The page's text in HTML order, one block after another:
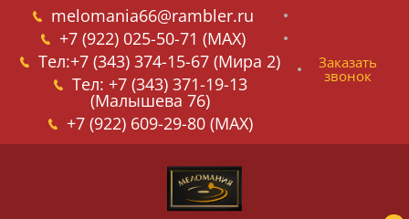
melomania66@rambler.ru
+7 (922) 025-50-71 (MAX)
Тел:+7 (343) 374-15-67 (Мира 2)
Тел: +7 (343) 371-19-13
(Малышева 76)
+7 (922) 609-29-80 (MAX)
Заказать
звонок